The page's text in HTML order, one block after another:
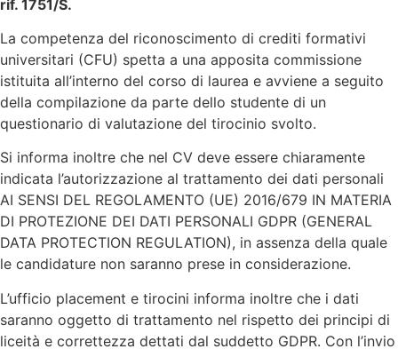
rif. 1751/S.
La competenza del riconoscimento di crediti formativi
universitari (CFU) spetta a una apposita commissione
istituita all’interno del corso di laurea e avviene a seguito
della compilazione da parte dello studente di un
questionario di valutazione del tirocinio svolto.
Si informa inoltre che nel CV deve essere chiaramente
indicata l’autorizzazione al trattamento dei dati personali
AI SENSI DEL REGOLAMENTO (UE) 2016/679 IN MATERIA
DI PROTEZIONE DEI DATI PERSONALI GDPR (GENERAL
DATA PROTECTION REGULATION), in assenza della quale
le candidature non saranno prese in considerazione.
L’ufficio placement e tirocini informa inoltre che i dati
saranno oggetto di trattamento nel rispetto dei principi di
liceità e correttezza dettati dal suddetto GDPR. Con l’invio